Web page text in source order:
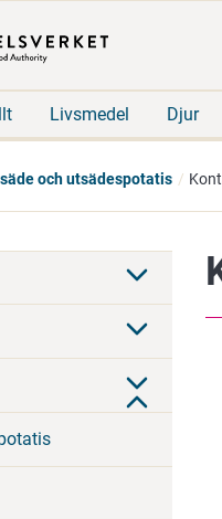
Livsmedel Djur
och utsädespotatis